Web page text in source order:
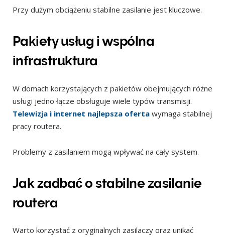
Przy dużym obciążeniu stabilne zasilanie jest kluczowe.
Pakiety usług i wspólna
infrastruktura
W domach korzystających z pakietów obejmujących różne
usługi jedno łącze obsługuje wiele typów transmisji.
Telewizja i internet najlepsza oferta wymaga stabilnej
pracy routera.
Problemy z zasilaniem mogą wpływać na cały system.
Jak zadbać o stabilne zasilanie
routera
Warto korzystać z oryginalnych zasilaczy oraz unikać